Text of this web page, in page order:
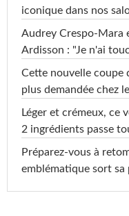
iconique dans nos
Audrey Crespo-Mara
Ardisson : "Je n'ai
Cette nouvelle coupe
plus demandée chez
Léger et crémeux, ce
2 ingrédients passe
Préparez-vous à
emblématique sort